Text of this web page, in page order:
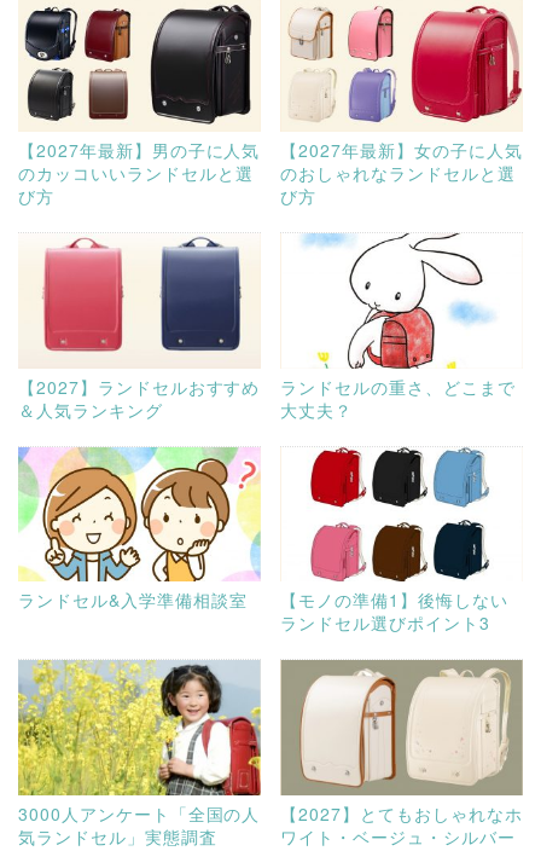
【2027年最新】男の子に人気
のカッコいいランドセルと選
び方
【2027年最新】女の子に人気
のおしゃれなランドセルと選
び方
【2027】ランドセルおすすめ
＆人気ランキング
ランドセルの重さ、どこまで
大丈夫？
ランドセル&入学準備相談室
【モノの準備1】後悔しない
ランドセル選びポイント3
3000人アンケート「全国の人
気ランドセル」実態調査
【2027】とてもおしゃれなホ
ワイト・ベージュ・シルバー